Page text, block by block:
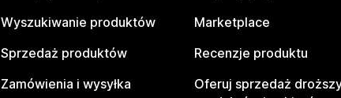
Wyszukiwanie produktów
Sprzedaż produktów
Zamówienia i wysyłka
Marketplace
Recenzje produktu
Oferuj sprzedaż